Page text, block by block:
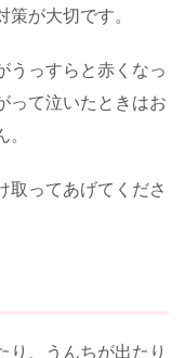
が大切です。
うっすらと赤くなっ
って泣いたときはお
取ってあげてくださ
り、うんちが出たり